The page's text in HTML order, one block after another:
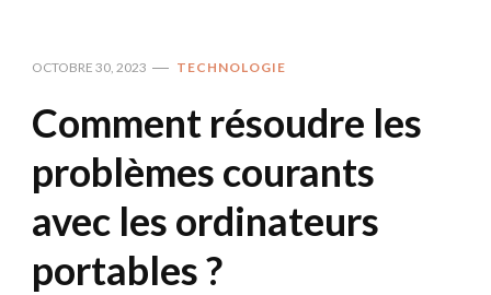
OCTOBRE 30, 2023 TECHNOLOGIE
Comment résoudre les
problèmes courants
avec les ordinateurs
portables ?